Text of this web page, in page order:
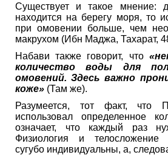
Существует и такое мнение:
находится на берегу моря, то
при омовении больше, чем
макрухом (Ибн Маджа, Тахарат,
Набави также говорит, что
количество воды для
омовений. Здесь важно
коже» (Там же).
Разумеется, тот факт, что
использовал определенное
означает, что каждый раз
Физиология и телосложение
сугубо индивидуальны, а,